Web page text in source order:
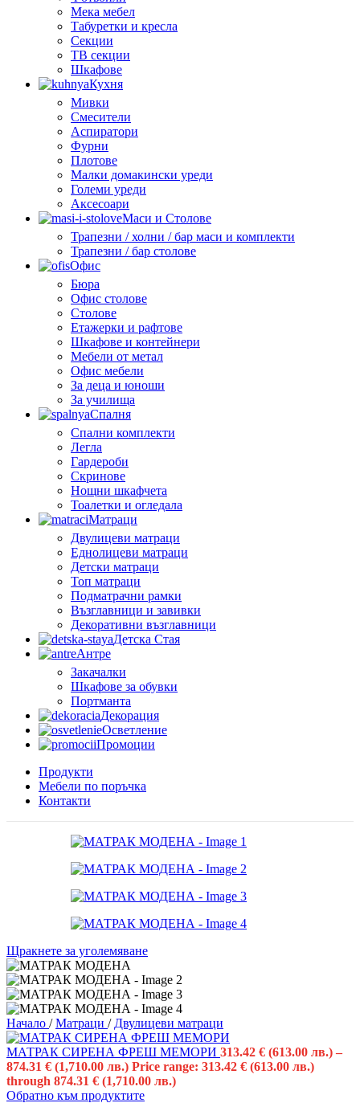
Мека мебел
Табуретки и кресла
Секции
ТВ секции
Шкафове
Кухня
Мивки
Смесители
Аспиратори
Фурни
Плотове
Малки домакински уреди
Големи уреди
Аксесоари
Маси и Столове
Трапезни / холни / бар маси и комплекти
Трапезни / бар столове
Офис
Бюра
Офис столове
Столове
Етажерки и рафтове
Шкафове и контейнери
Мебели от метал
Офис мебели
За деца и юноши
За училища
Спалня
Спални комплекти
Легла
Гардероби
Скринове
Нощни шкафчета
Тоалетки и огледала
Матраци
Двулицеви матраци
Еднолицеви матраци
Детски матраци
Топ матраци
Подматрачни рамки
Възглавници и завивки
Декоративни възглавници
Детска Стая
Антре
Закачалки
Шкафове за обувки
Портманта
Декорация
Осветление
Промоции
Продукти
Мебели по поръчка
Контакти
Щракнете за уголемяване
Начало / Матраци / Двулицеви матраци
МАТРАК СИРЕНА ФРЕШ МЕМОРИ 313.42 € (613.00 лв.) –
874.31 € (1,710.00 лв.) Price range: 313.42 € (613.00 лв.)
through 874.31 € (1,710.00 лв.)
Обратно към продуктите